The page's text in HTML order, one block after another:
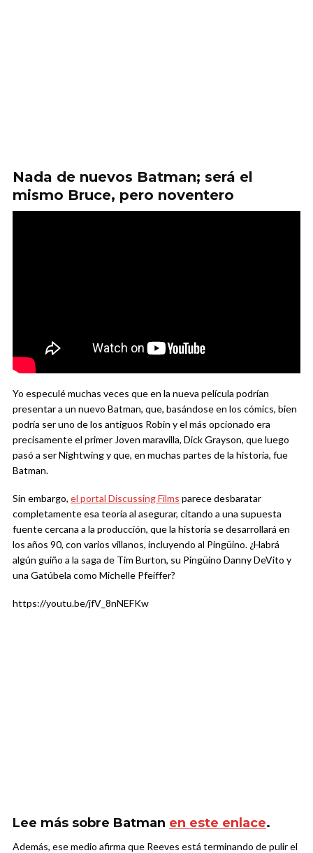
Nada de nuevos Batman; será el
mismo Bruce, pero noventero
Yo especulé muchas veces que en la nueva película podrían
presentar a un nuevo Batman, que, basándose en los cómics, bien
podría ser uno de los antiguos Robin y el más opcionado era
precisamente el primer Joven maravilla, Dick Grayson, que luego
pasó a ser Nightwing y que, en muchas partes de la historia, fue
Batman.
Sin embargo, el portal Discussing Films parece desbaratar
completamente esa teoría al asegurar, citando a una supuesta
fuente cercana a la producción, que la historia se desarrollará en
los años 90, con varios villanos, incluyendo al Pingüino. ¿Habrá
algún guiño a la saga de Tim Burton, su Pingüino Danny DeVito y
una Gatúbela como Michelle Pfeiffer?
https://youtu.be/jfV_8nNEFKw
Lee más sobre Batman en este enlace.
Además, ese medio afirma que Reeves está terminando de pulir el